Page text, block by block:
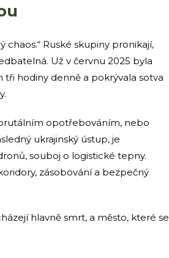
chaos.“ Ruské skupiny pronikají,
Už v červnu 2025 byla
hodiny denně a pokrývala sotva
opotřebováním, nebo
ukrajinský ústup, je
souboj o logistické tepny.
zásobování a bezpečný
hlavně smrt, a město, které se